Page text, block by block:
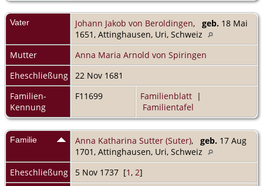
Vater Johann Jakob von Beroldingen, geb. 18 Mai
1651, Attinghausen, Uri, Schweiz
Mutter
Anna Maria Arnold von Spiringen
Eheschließung
22 Nov 1681
Familien-
Kennung
F11699 Familienblatt |
Familientafel
Familie Anna Katharina Sutter (Suter), geb. 17 Aug
1701, Attinghausen, Uri, Schweiz
Eheschließung
5 Nov 1737 [1, 2]